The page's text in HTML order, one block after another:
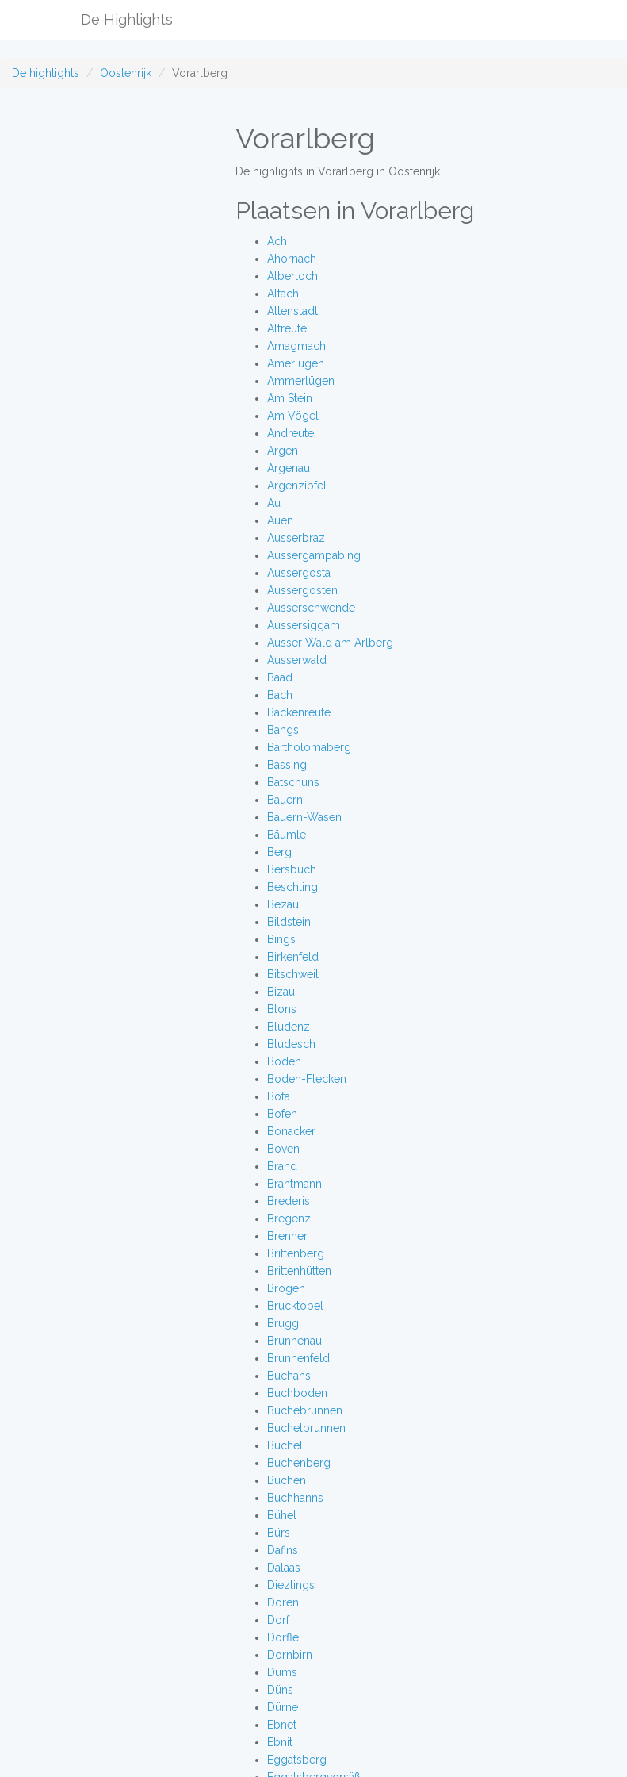
De Highlights
De highlights Oostenrijk Vorarlberg
Vorarlberg
De highlights in Vorarlberg in Oostenrijk
Plaatsen in Vorarlberg
Ach
Ahornach
Alberloch
Altach
Altenstadt
Altreute
Amagmach
Amerlügen
Ammerlügen
Am Stein
Am Vögel
Andreute
Argen
Argenau
Argenzipfel
Au
Auen
Ausserbraz
Aussergampabing
Aussergosta
Aussergosten
Ausserschwende
Aussersiggam
Ausser Wald am Arlberg
Ausserwald
Baad
Bach
Backenreute
Bangs
Bartholomäberg
Bassing
Batschuns
Bauern
Bauern-Wasen
Bäumle
Berg
Bersbuch
Beschling
Bezau
Bildstein
Bings
Birkenfeld
Bitschweil
Bizau
Blons
Bludenz
Bludesch
Boden
Boden-Flecken
Bofa
Bofen
Bonacker
Boven
Brand
Brantmann
Brederis
Bregenz
Brenner
Brittenberg
Brittenhütten
Brögen
Brucktobel
Brugg
Brunnenau
Brunnenfeld
Buchans
Buchboden
Buchebrunnen
Buchelbrunnen
Büchel
Buchenberg
Buchen
Buchhanns
Bühel
Bürs
Dafins
Dalaas
Diezlings
Doren
Dorf
Dörfle
Dornbirn
Dums
Düns
Dürne
Ebnet
Ebnit
Eggatsberg